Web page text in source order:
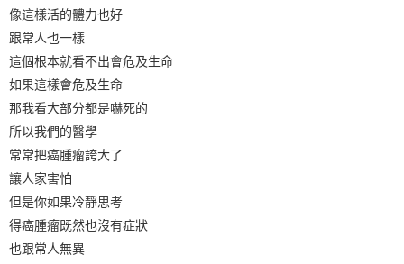
像這樣活的體力也好
跟常人也一樣
這個根本就看不出會危及生命
如果這樣會危及生命
那我看大部分都是嚇死的
所以我們的醫學
常常把癌腫瘤誇大了
讓人家害怕
但是你如果冷靜思考
得癌腫瘤既然也沒有症狀
也跟常人無異